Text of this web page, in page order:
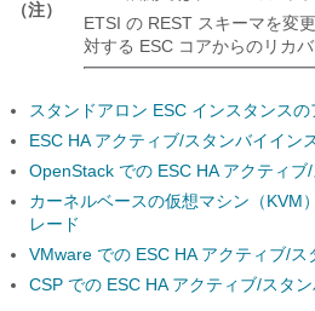
（注）
ETSI の REST スキーマを変
対する ESC コアからのリカ
スタンドアロン ESC インスタンスの
ESC HA アクティブ/スタンバイイン
OpenStack での ESC HA アクティ
カーネルベースの仮想マシン（KVM
レード
VMware での ESC HA アクティブ/
CSP での ESC HA アクティブ/スタ